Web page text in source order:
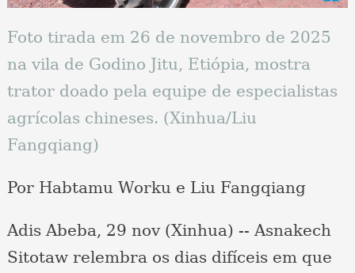
Foto tirada em 26 de novembro de 2025
na vila de Godino Jitu, Etiópia, mostra
trator doado pela equipe de especialistas
agrícolas chineses. (Xinhua/Liu
Fangqiang)
Por Habtamu Worku e Liu Fangqiang
Adis Abeba, 29 nov (Xinhua) -- Asnakech
Sitotaw relembra os dias difíceis em que